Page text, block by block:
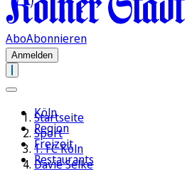
AboAbonnieren
Anmelden
Köln
Region
Freizeit
Restaurants
Startseite
Sport
1. FC Köln
Davie Selke